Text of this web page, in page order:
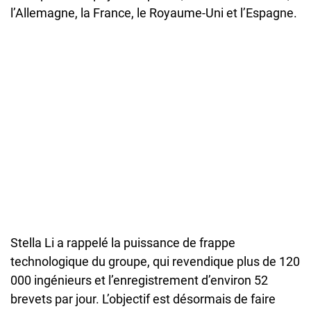
l’Allemagne, la France, le Royaume-Uni et l’Espagne.
Stella Li a rappelé la puissance de frappe
technologique du groupe, qui revendique plus de 120
000 ingénieurs et l’enregistrement d’environ 52
brevets par jour. L’objectif est désormais de faire